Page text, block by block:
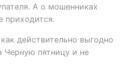
А о мошенниках
приходится.
действительно выгодно
Черную пятницу и не